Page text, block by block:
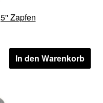
Zapfen
In den Warenkorb